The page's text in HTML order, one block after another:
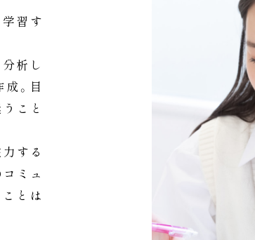
習す
析し
。目
こと
する
ミュ
とは